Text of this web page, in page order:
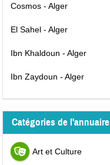
Cosmos - Alger
El Sahel - Alger
Ibn Khaldoun - Alger
Ibn Zaydoun - Alger
Catégories de l'annuaire
Art et Culture